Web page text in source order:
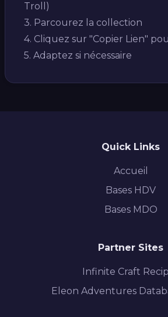
Troll)
3. Parcourez la collection
4. Cliquez sur "Copier Lien"
5. Adaptez si nécessaire
Quick Links
Accueil
Bases HDV
Bases MDO
Partner Sites
Infinite Craft
Eleon Adventures